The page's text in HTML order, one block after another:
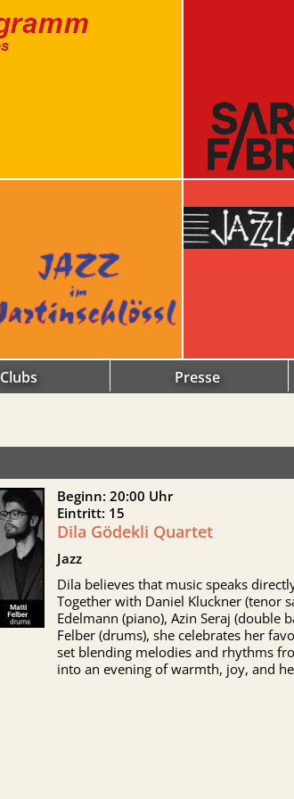
Clubs Presse
Beginn: 20:00 Uhr
Eintritt: 15
Dila Gödekli Quartet
Jazz
Dila believes that music speaks
Together with Daniel Kluckner (tenor
Edelmann (piano), Azin Seraj (double
Felber (drums), she celebrates her
set blending melodies and rhythms
into an evening of warmth, joy, and